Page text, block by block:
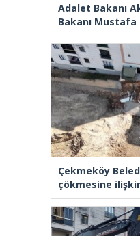
Adalet Bakanı
Bakanı
Çekmeköy
çökmesine